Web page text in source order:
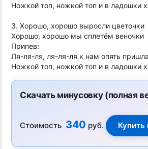
Ножкой топ, ножкой топ и в ладошки
3. Хорошо, хорошо выросли цветочки
Хорошо, хорошо мы сплетём веночки
Припев:
Ля-ля-ля, ля-ля-ля к нам опять
Ножкой топ, ножкой топ и в ладошки
Скачать минусовку (полная
Стоимость 340 руб.